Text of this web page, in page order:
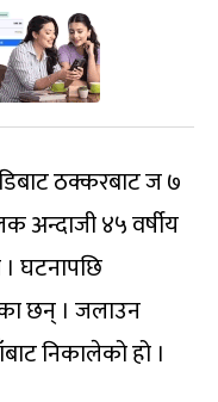
ठक्करबाट ज ७
अन्दाजी ४५ वर्षीय
घटनापछि
छन् । जलाउन
निकालेको हो ।